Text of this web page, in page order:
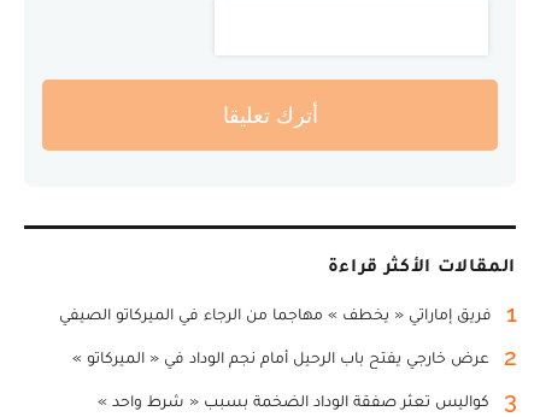
أترك تعليقا
المقالات الأكثر قراءة
1 فريق إماراتي « يخطف » مهاجما من الرجاء في الميركاتو الصيفي
2 عرض خارجي يفتح باب الرحيل أمام نجم الوداد في « الميركاتو »
3 كواليس تعثر صفقة الوداد الضخمة بسبب « شرط واحد »